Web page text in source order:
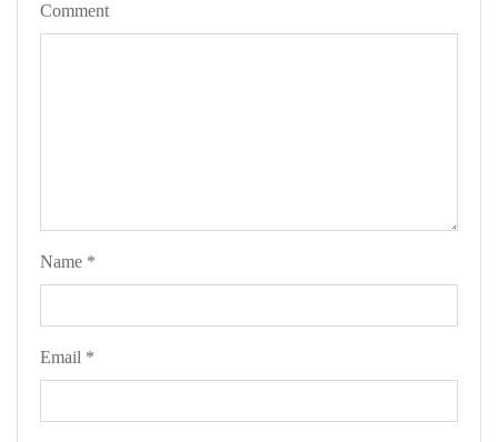
Comment
Name *
Email *